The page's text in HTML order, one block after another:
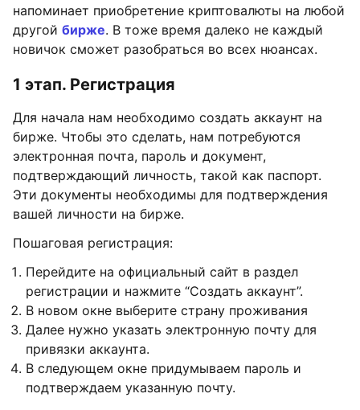
напоминает приобретение криптовалюты на любой
другой бирже. В тоже время далеко не каждый
новичок сможет разобраться во всех нюансах.
1 этап. Регистрация
Для начала нам необходимо создать аккаунт на
бирже. Чтобы это сделать, нам потребуются
электронная почта, пароль и документ,
подтверждающий личность, такой как паспорт.
Эти документы необходимы для подтверждения
вашей личности на бирже.
Пошаговая регистрация:
Перейдите на официальный сайт в раздел
регистрации и нажмите “Создать аккаунт”.
В новом окне выберите страну проживания
Далее нужно указать электронную почту для
привязки аккаунта.
В следующем окне придумываем пароль и
подтверждаем указанную почту.